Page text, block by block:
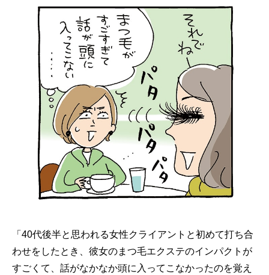
「40代後半と思われる女性クライアントと初めて打ち合
わせをしたとき、彼女のまつ毛エクステのインパクトが
すごくて、話がなかなか頭に入ってこなかったのを覚え